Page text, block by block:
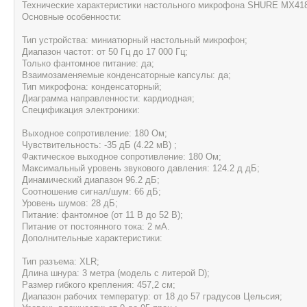
Технические характеристики настольного микрофона SHURE
Основные особенности:
Тип устройства: миниатюрный настольный микрофон;
Диапазон частот: от 50 Гц до 17 000 Гц;
Только фантомное питание: да;
Взаимозаменяемые конденсаторные капсулы: да;
Тип микрофона: конденсаторный;
Диаграмма направленности: кардиодная;
Спецификация электроники:
Выходное сопротивление: 180 Ом;
Чувствительность: -35 дБ (4.22 мВ) ;
Фактическое выходное сопротивление: 180 Ом;
Максимальный уровень звукового давления: 124.2 д дБ;
Динамический диапазон 96.2 дБ;
Соотношение сигнал/шум: 66 дБ;
Уровень шумов: 28 дБ;
Питание: фантомное (от 11 В до 52 В);
Питание от постоянного тока: 2 мА.
Дополнительные характеристики:
Тип разъема: XLR;
Длина шнура: 3 метра (модель с литерой D);
Размер гибкого крепления: 457,2 см;
Диапазон рабочих температур: от 18 до 57 градусов Цельсия;